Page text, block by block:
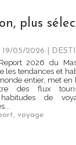
plus
| 19/05/2026
2026 du
les tendances et
entier, met
des flux
de
, voyage